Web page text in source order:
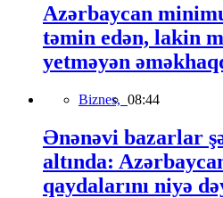
Azərbaycan
təmin edən, lakin
yetməyən
Biznes, 08:44
Ənənəvi bazarlar
altında:
qaydalarını niyə